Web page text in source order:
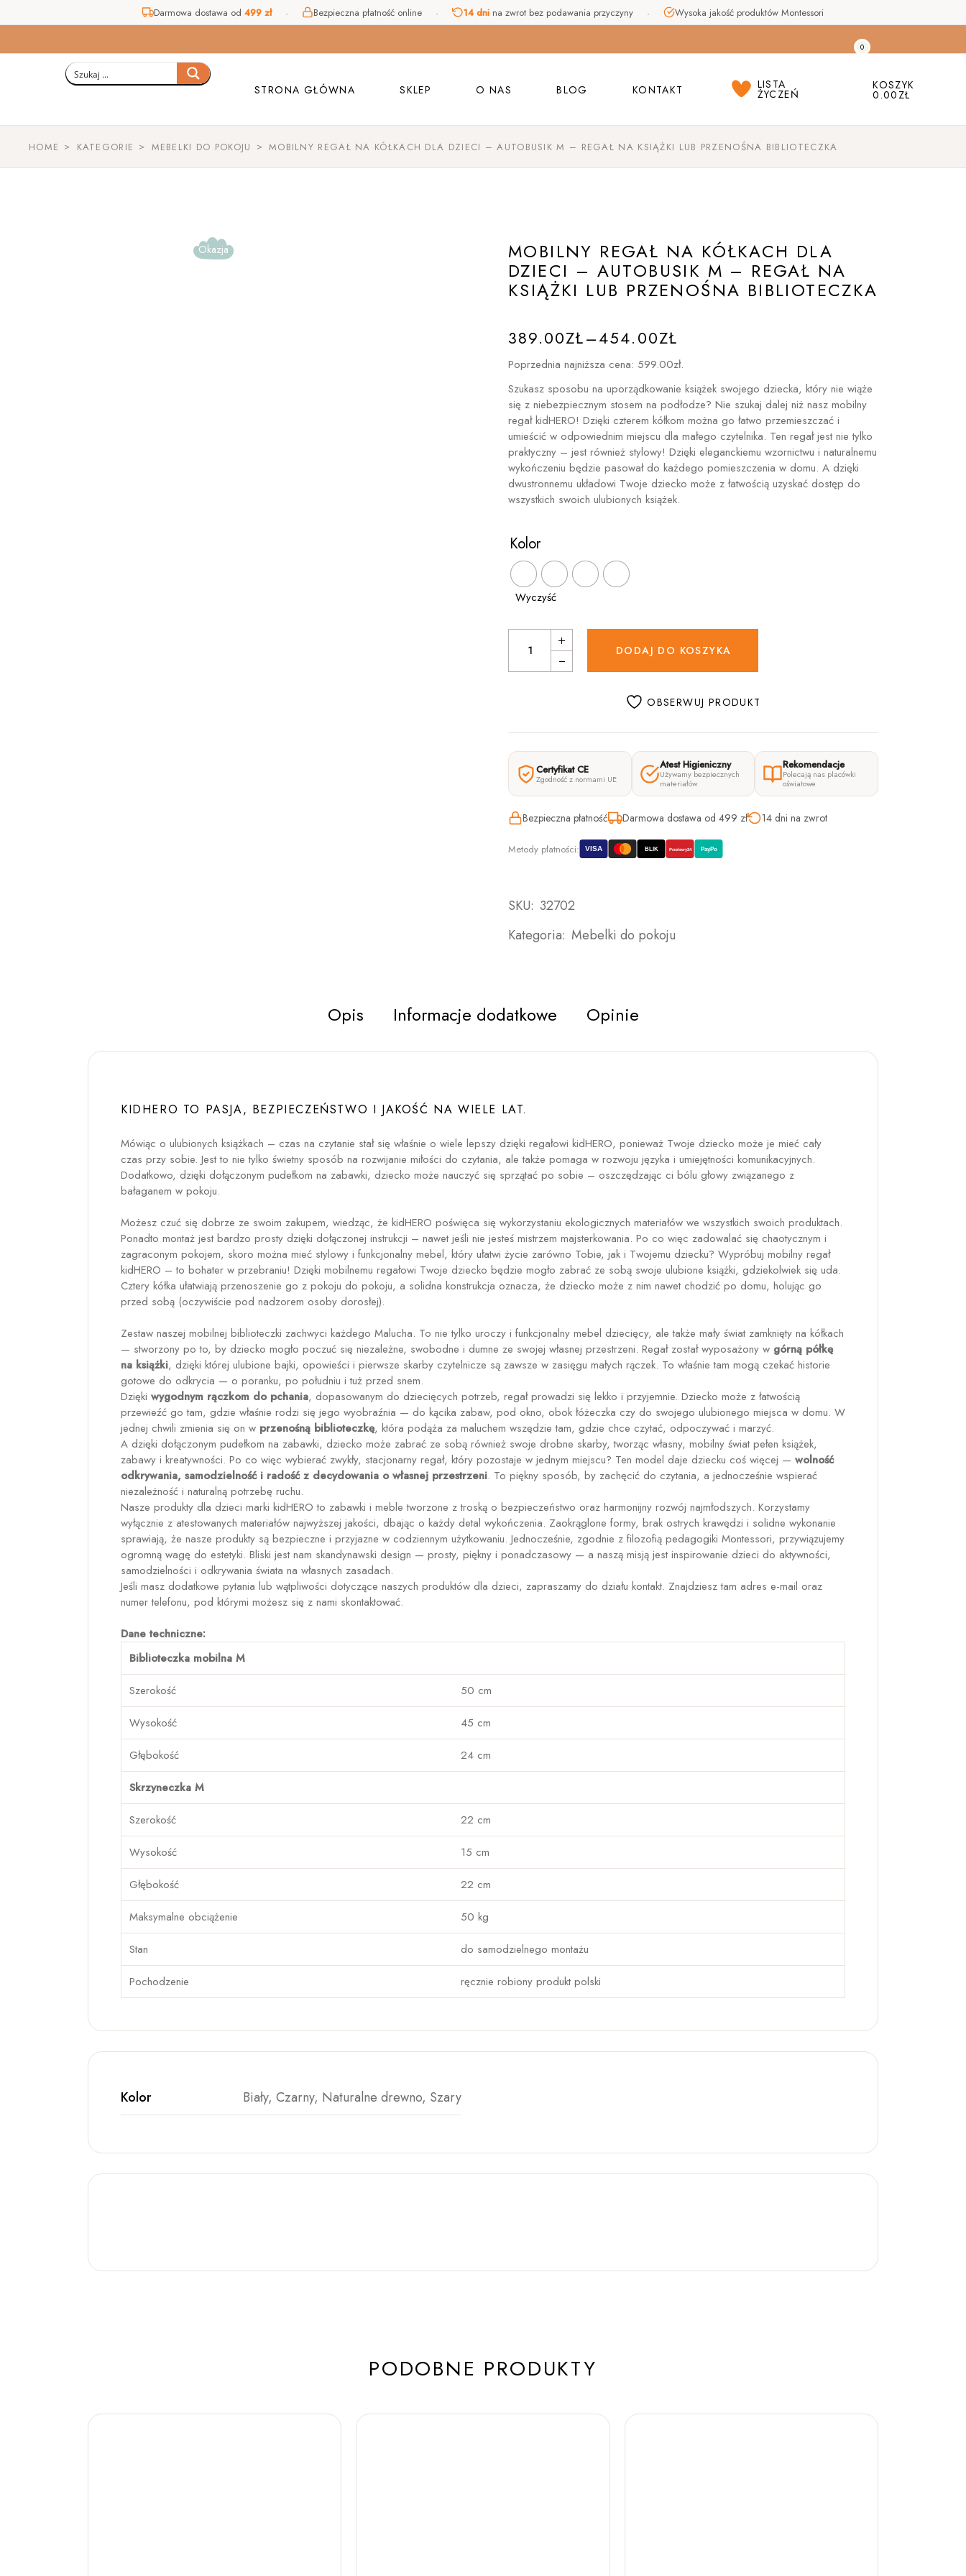
Darmowa dostawa od 499 zł Bezpieczna płatność online 14 dni na zwrot bez podawania przyczyny Wysoka jakość produktów Montessori
Skip
the
STRONA GŁÓWNA SKLEP
Bujaki
O NAS BLOG KONTAKT
FAQ
LISTA
ŻYCZEŃ
0
KOSZYK
0.00 ZŁ
Bujaki
Zestawy z bujakami
gimnastyczne
Równoważnie
FAQ
HOME KATEGORIE MEBELKI DO POKOJU MOBILNY REGAŁ NA KÓŁKACH DLA DZIECI – AUTOBUSIK M – REGAŁ NA KSIĄŻKI LUB PRZENOŚNA BIBLIOTECZKA
Okazja MOBILNY REGAŁ NA KÓŁKACH DLA
DZIECI – AUTOBUSIK M – REGAŁ NA
KSIĄŻKI LUB PRZENOŚNA BIBLIOTECZKA
389.00ZŁ–454.00ZŁ
ZAKRES
CEN:
OD
389.00ZŁ
DO
454.00ZŁ
Poprzednia najniższa cena: 599.00zł.
Szukasz sposobu na uporządkowanie książek swojego dziecka, który nie wiąże
się z niebezpiecznym stosem na podłodze? Nie szukaj dalej niż nasz mobilny
regał kidHERO! Dzięki czterem kółkom można go łatwo przemieszczać i
umieścić w odpowiednim miejscu dla małego czytelnika. Ten regał jest nie tylko
praktyczny – jest również stylowy! Dzięki eleganckiemu wzornictwu i naturalnemu
wykończeniu będzie pasował do każdego pomieszczenia w domu. A dzięki
dwustronnemu układowi Twoje dziecko może z łatwością uzyskać dostęp do
wszystkich swoich ulubionych książek.
Kolor
Wyczyść
Mobilny regał na kółkach dla dzieci – Autobusik M - Regał na książki lub przenośna biblioteczka
DODAJ DO KOSZYKA
OBSERWUJ PRODUKT
Certyfikat CE
Zgodność z normami UE
Atest Higieniczny
Używamy bezpiecznych
materiałów
Rekomendacje
Polecają nas placówki
oświatowe
Bezpieczna płatność Darmowa dostawa od 499 zł 14 dni na zwrot
Metody płatności: VISA BLIK Przelewy24 PayPo
SKU: 32702
Kategoria: Mebelki do pokoju
Opis Informacje dodatkowe Opinie
KIDHERO TO PASJA, BEZPIECZEŃSTWO I JAKOŚĆ NA WIELE LAT.
Mówiąc o ulubionych książkach – czas na czytanie stał się właśnie o wiele lepszy dzięki regałowi kidHERO, ponieważ Twoje dziecko może je mieć cały
czas przy sobie. Jest to nie tylko świetny sposób na rozwijanie miłości do czytania, ale także pomaga w rozwoju języka i umiejętności komunikacyjnych.
Dodatkowo, dzięki dołączonym pudełkom na zabawki, dziecko może nauczyć się sprzątać po sobie – oszczędzając ci bólu głowy związanego z
bałaganem w pokoju.
Możesz czuć się dobrze ze swoim zakupem, wiedząc, że kidHERO poświęca się wykorzystaniu ekologicznych materiałów we wszystkich swoich produktach.
Ponadto montaż jest bardzo prosty dzięki dołączonej instrukcji – nawet jeśli nie jesteś mistrzem majsterkowania. Po co więc zadowalać się chaotycznym i
zagraconym pokojem, skoro można mieć stylowy i funkcjonalny mebel, który ułatwi życie zarówno Tobie, jak i Twojemu dziecku? Wypróbuj mobilny regał
kidHERO – to bohater w przebraniu! Dzięki mobilnemu regałowi Twoje dziecko będzie mogło zabrać ze sobą swoje ulubione książki, gdziekolwiek się uda.
Cztery kółka ułatwiają przenoszenie go z pokoju do pokoju, a solidna konstrukcja oznacza, że dziecko może z nim nawet chodzić po domu, holując go
przed sobą (oczywiście pod nadzorem osoby dorosłej).
Zestaw naszej mobilnej biblioteczki zachwyci każdego Malucha. To nie tylko uroczy i funkcjonalny mebel dziecięcy, ale także mały świat zamknięty na kółkach
— stworzony po to, by dziecko mogło poczuć się niezależne, swobodne i dumne ze swojej własnej przestrzeni. Regał został wyposażony w górną półkę
na książki, dzięki której ulubione bajki, opowieści i pierwsze skarby czytelnicze są zawsze w zasięgu małych rączek. To właśnie tam mogą czekać historie
gotowe do odkrycia — o poranku, po południu i tuż przed snem.
Dzięki wygodnym rączkom do pchania, dopasowanym do dziecięcych potrzeb, regał prowadzi się lekko i przyjemnie. Dziecko może z łatwością
przewieźć go tam, gdzie właśnie rodzi się jego wyobraźnia — do kącika zabaw, pod okno, obok łóżeczka czy do swojego ulubionego miejsca w domu. W
jednej chwili zmienia się on w przenośną biblioteczkę, która podąża za maluchem wszędzie tam, gdzie chce czytać, odpoczywać i marzyć.
A dzięki dołączonym pudełkom na zabawki, dziecko może zabrać ze sobą również swoje drobne skarby, tworząc własny, mobilny świat pełen książek,
zabawy i kreatywności. Po co więc wybierać zwykły, stacjonarny regał, który pozostaje w jednym miejscu? Ten model daje dziecku coś więcej — wolność
odkrywania, samodzielność i radość z decydowania o własnej przestrzeni. To piękny sposób, by zachęcić do czytania, a jednocześnie wspierać
niezależność i naturalną potrzebę ruchu.
Nasze produkty dla dzieci marki kidHERO to zabawki i meble tworzone z troską o bezpieczeństwo oraz harmonijny rozwój najmłodszych. Korzystamy
wyłącznie z atestowanych materiałów najwyższej jakości, dbając o każdy detal wykończenia. Zaokrąglone formy, brak ostrych krawędzi i solidne wykonanie
sprawiają, że nasze produkty są bezpieczne i przyjazne w codziennym użytkowaniu. Jednocześnie, zgodnie z filozofią pedagogiki Montessori, przywiązujemy
ogromną wagę do estetyki. Bliski jest nam skandynawski design — prosty, piękny i ponadczasowy — a naszą misją jest inspirowanie dzieci do aktywności,
samodzielności i odkrywania świata na własnych zasadach.
Jeśli masz dodatkowe pytania lub wątpliwości dotyczące naszych produktów dla dzieci, zapraszamy do działu kontakt. Znajdziesz tam adres e-mail oraz
numer telefonu, pod którymi możesz się z nami skontaktować.
Dane techniczne:
Biblioteczka mobilna M
Szerokość 50 cm
Wysokość 45 cm
Głębokość 24 cm
Skrzyneczka M
Szerokość 22 cm
Wysokość 15 cm
Głębokość 22 cm
Maksymalne obciążenie 50 kg
Stan do samodzielnego montażu
Pochodzenie ręcznie robiony produkt polski
Kolor Biały, Czarny, Naturalne drewno, Szary
PODOBNE PRODUKTY